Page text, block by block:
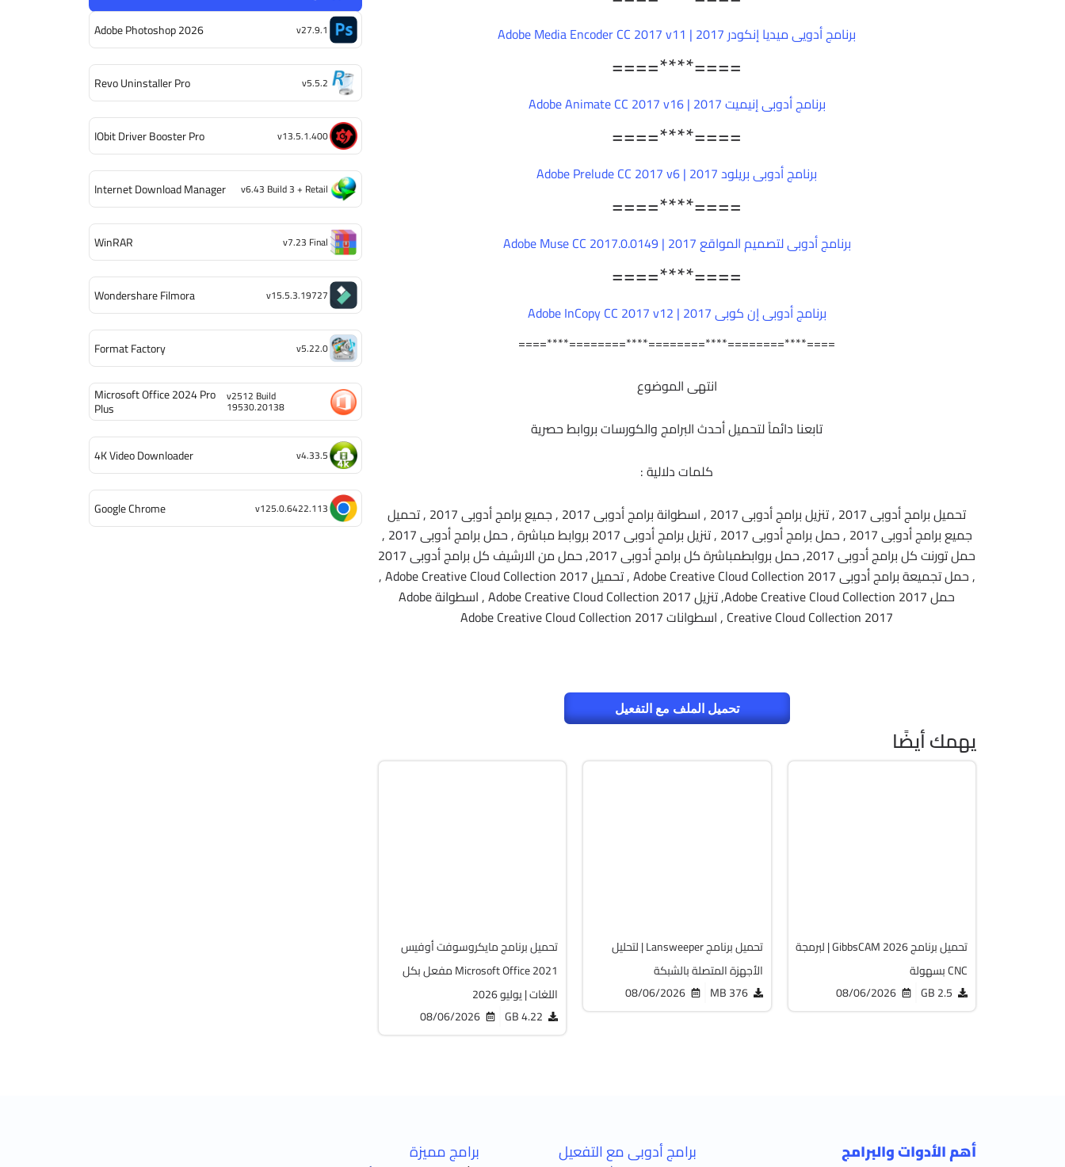
Adobe Photoshop 2026 v27.9.1
Revo Uninstaller Pro v5.5.2
IObit Driver Booster Pro v13.5.1.400
Internet Download Manager v6.43 Build 3 + Retail
WinRAR v7.23 Final
Wondershare Filmora v15.5.3.19727
Format Factory v5.22.0
Microsoft Office 2024 Pro
Plus
v2512 Build
19530.20138
4K Video Downloader v4.33.5
Google Chrome v125.0.6422.113
برنامج أدويى ميديا إنكودر 2017 | Adobe Media Encoder CC 2017 v11
====****====
برنامج أدوبى إنيميت 2017 | Adobe Animate CC 2017 v16
====****====
برنامج أدوبى بريلود 2017 | Adobe Prelude CC 2017 v6
====****====
برنامج أدوبى لتصميم المواقع 2017 | Adobe Muse CC 2017.0.0149
====****====
برنامج أدوبى إن كوبى 2017 | Adobe InCopy CC 2017 v12
====****========****========****========****====
انتهى الموضوع
تابعنا دائماً لتحميل أحدث البرامج والكورسات بروابط حصرية
كلمات دلالية :
تحميل برامج أدوبى 2017 , تنزيل برامج أدوبى 2017 , اسطوانة برامج أدوبى 2017 , جميع برامج أدوبى 2017 , تحميل
جميع برامج أدوبى 2017 , حمل برامج أدوبى 2017 , تنزيل برامج أدوبى 2017 بروابط مباشرة , حمل برامج أدوبى 2017 ,
حمل تورنت كل برامج أدوبى 2017, حمل بروابطمباشرة كل برامج أدوبى 2017, حمل من الارشيف كل برامج أدوبى 2017
, حمل تجميعة برامج أدوبى Adobe Creative Cloud Collection 2017 , تحميل Adobe Creative Cloud Collection 2017 ,
حمل Adobe Creative Cloud Collection 2017, تنزيل Adobe Creative Cloud Collection 2017 , اسطوانة Adobe
Creative Cloud Collection 2017 , اسطوانات Adobe Creative Cloud Collection 2017
تحميل الملف مع التفعيل
يهمك أيضًا
تحميل برنامج GibbsCAM 2026 | لبرمجة
CNC بسهولة
2.5 GB
08/06/2026
تحميل برنامج Lansweeper | لتحليل
الأجهزة المتصلة بالشبكة
376 MB
08/06/2026
تحميل برنامج مايكروسوفت أوفيس
Microsoft Office 2021 مفعل بكل
اللغات | يوليو 2026
4.22 GB
08/06/2026
أهم الأدوات والبرامج برامج أدوبى مع التفعيل برامج مميزة